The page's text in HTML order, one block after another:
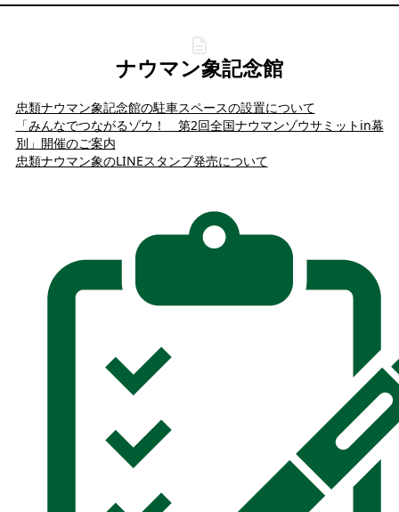
ナウマン象記念館
忠類ナウマン象記念館の駐車スペースの設置について
「みんなでつながるゾウ！ 第2回全国ナウマンゾウサミットin幕
別」開催のご案内
忠類ナウマン象のLINEスタンプ発売について